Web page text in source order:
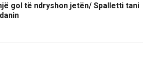
gol të ndryshon jetën/ Spalletti tani